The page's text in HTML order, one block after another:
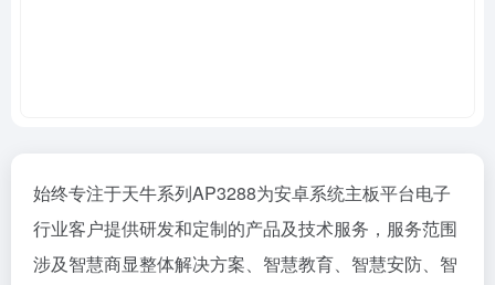
始终专注于天牛系列AP3288为安卓系统主板平台电子
行业客户提供研发和定制的产品及技术服务，服务范围
涉及智慧商显整体解决方案、智慧教育、智慧安防、智